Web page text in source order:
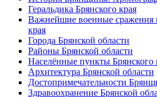
Геральдика Брянского края
Важнейшие военные сражения
края
Города Брянской области
Районы Брянской области
Населённые пункты Брянского
Архитектура Брянской области
Достопримечательности
Здравоохранение Брянской